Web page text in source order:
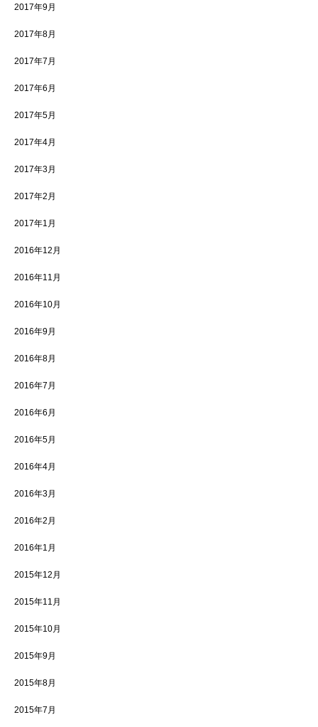
2017年9月
2017年8月
2017年7月
2017年6月
2017年5月
2017年4月
2017年3月
2017年2月
2017年1月
2016年12月
2016年11月
2016年10月
2016年9月
2016年8月
2016年7月
2016年6月
2016年5月
2016年4月
2016年3月
2016年2月
2016年1月
2015年12月
2015年11月
2015年10月
2015年9月
2015年8月
2015年7月